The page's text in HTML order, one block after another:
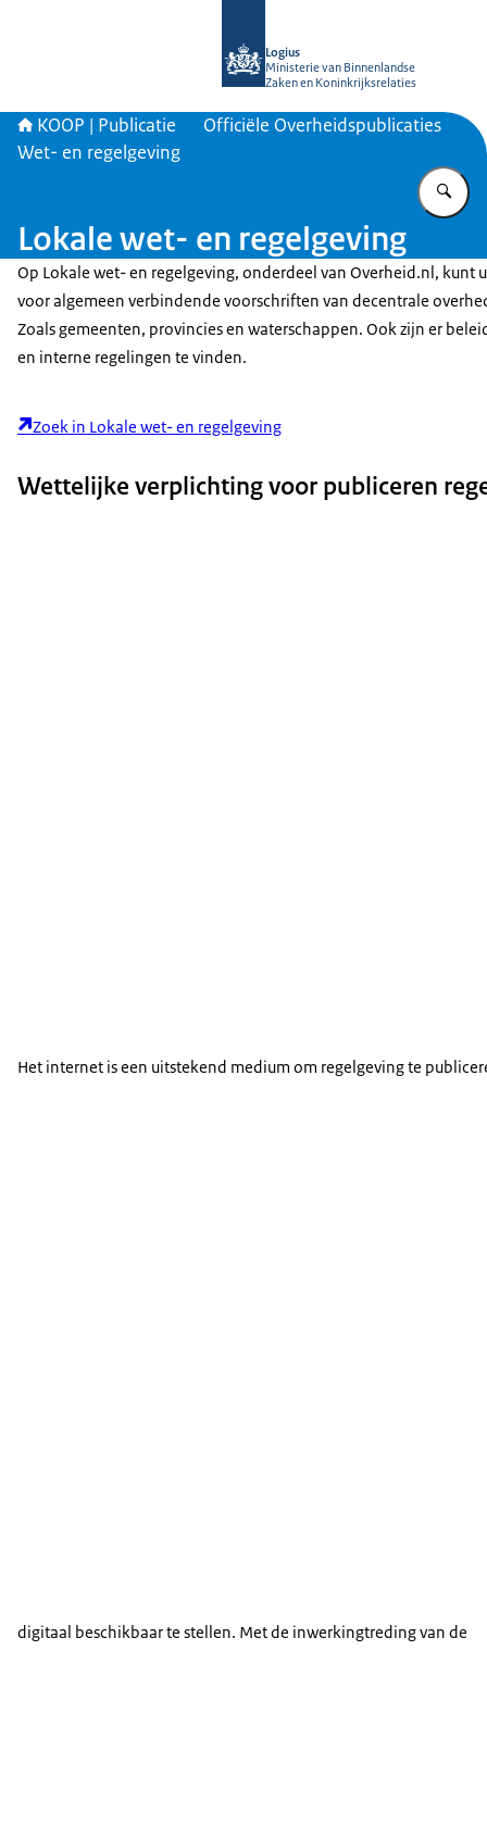
Logius
Ministerie van Binnenlandse
Zaken en Koninkrijksrelaties
KOOP | Publicatie
Officiële Overheidspublicaties
Wet- en regelgeving
Lokale wet- en regelgeving
Op Lokale wet- en regelgeving, onderdeel van Overheid.nl, kunt
voor algemeen verbindende voorschriften van decentrale
Zoals gemeenten, provincies en waterschappen. Ook zijn er
en interne regelingen te vinden.
Zoek in Lokale wet- en regelgeving
Wettelijke verplichting voor publiceren
Het internet is een uitstekend medium om regelgeving te
digitaal beschikbaar te stellen. Met de inwerkingtreding van de